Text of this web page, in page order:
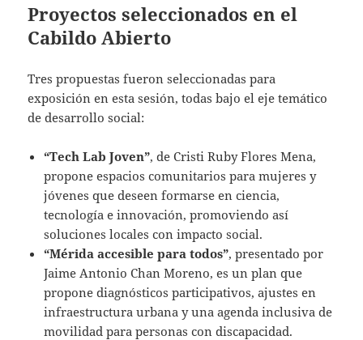
Proyectos seleccionados en el
Cabildo Abierto
Tres propuestas fueron seleccionadas para
exposición en esta sesión, todas bajo el eje temático
de desarrollo social:
“Tech Lab Joven”, de Cristi Ruby Flores Mena,
propone espacios comunitarios para mujeres y
jóvenes que deseen formarse en ciencia,
tecnología e innovación, promoviendo así
soluciones locales con impacto social.
“Mérida accesible para todos”, presentado por
Jaime Antonio Chan Moreno, es un plan que
propone diagnósticos participativos, ajustes en
infraestructura urbana y una agenda inclusiva de
movilidad para personas con discapacidad.